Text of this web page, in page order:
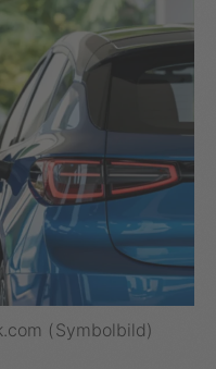
(Symbolbild)